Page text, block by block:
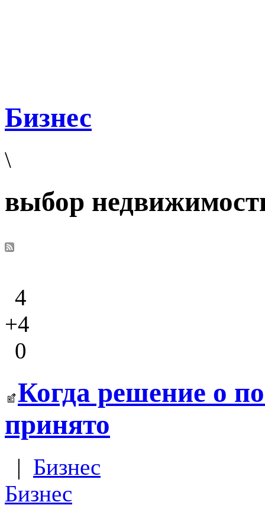
Бизнес
\
выбор
4
+4
0
Когда решение о
принято
| Бизнес
Бизнес